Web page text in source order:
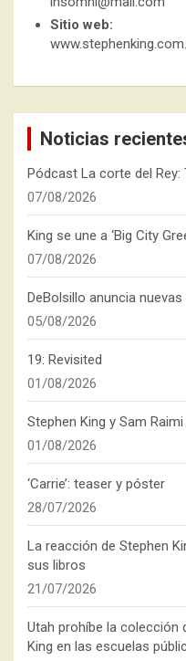
Sitio web:
Noticias
Pódcast La corte del Rey:
07/08/2026
King se une a ‘Big City
07/08/2026
DeBolsillo anuncia
05/08/2026
19: Revisited
01/08/2026
Stephen King y Sam Raimi
01/08/2026
‘Carrie’: teaser y póster
28/07/2026
La reacción de Stephen
sus libros
21/07/2026
Utah prohíbe la colección
King en las escuelas